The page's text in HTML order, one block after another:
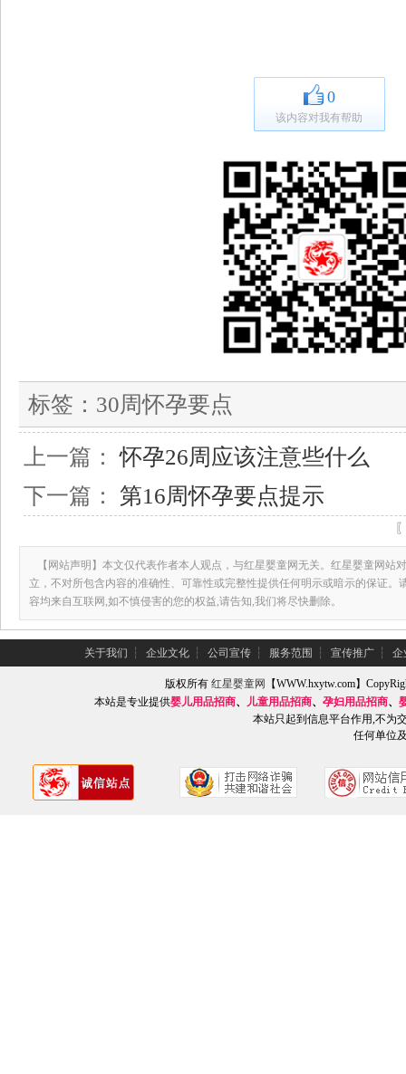
0
该内容对我有帮助
标签： 30周怀孕要点
上一篇：怀孕26周应该注意些什么
下一篇： 第16周怀孕要点提示
【网站声明】本文仅代表作者本人观点，与红星婴童网无关。红星婴童网站
立，不对所包含内容的准确性、可靠性或完整性提供任何明示或暗示的保证。
容均来自互联网,如不慎侵害的您的权益,请告知,我们将尽快删除。
关于我们 ┆ 企业文化 ┆ 公司宣传 ┆ 服务范围 ┆ 宣传推广 ┆ 企
版权所有红星婴童网
【WWW.hxytw.com】
本站是专业提供婴儿用品招商、 儿童用品招商、 孕妇用品招商、
本站只起到信息平台作用,不为
任何单位